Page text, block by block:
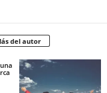
del autor